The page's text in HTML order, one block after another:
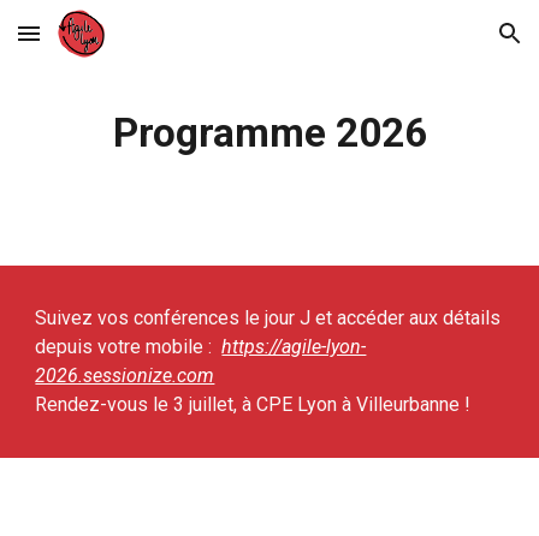
Skip to main content Skip to navigation
Programme 2026
Suivez vos conférences le jour J et accéder aux détails
depuis votre mobile :https://agile-lyon-
2026.sessionize.com
Rendez-vous le3 juillet, à CPE Lyon à Villeurbanne !